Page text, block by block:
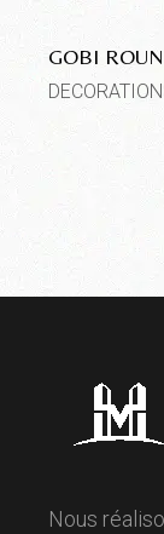
GOBI
Nous